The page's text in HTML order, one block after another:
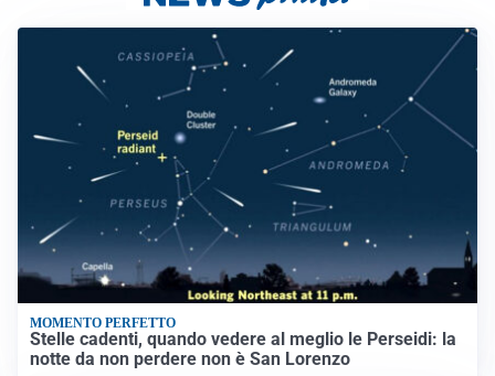
MOMENTO PERFETTO
Stelle cadenti, quando vedere al meglio le Perseidi: la
notte da non perdere non è San Lorenzo